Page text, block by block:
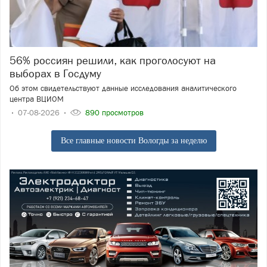
56% россиян решили, как проголосуют на
выборах в Госдуму
Об этом свидетельствуют данные исследования аналитического
центра ВЦИОМ
07-08-2026
890 просмотров
Все главные новости Вологды за неделю